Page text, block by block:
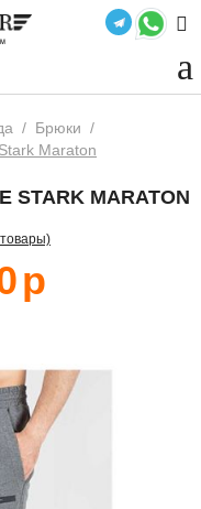
/ Брюки /
Maraton
MARATON
р